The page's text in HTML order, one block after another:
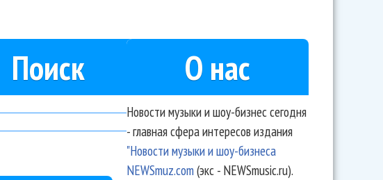
Поиск О нас
Новости музыки и шоу-бизнес сегодня
- главная сфера интересов издания
"Новости музыки и шоу-бизнеса
NEWSmuz.com(экс - NEWSmusic.ru).